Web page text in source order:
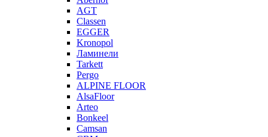
AGT
Classen
EGGER
Kronopol
Ламинели
Tarkett
Pergo
ALPINE FLOOR
AlsaFloor
Arteo
Bonkeel
Camsan